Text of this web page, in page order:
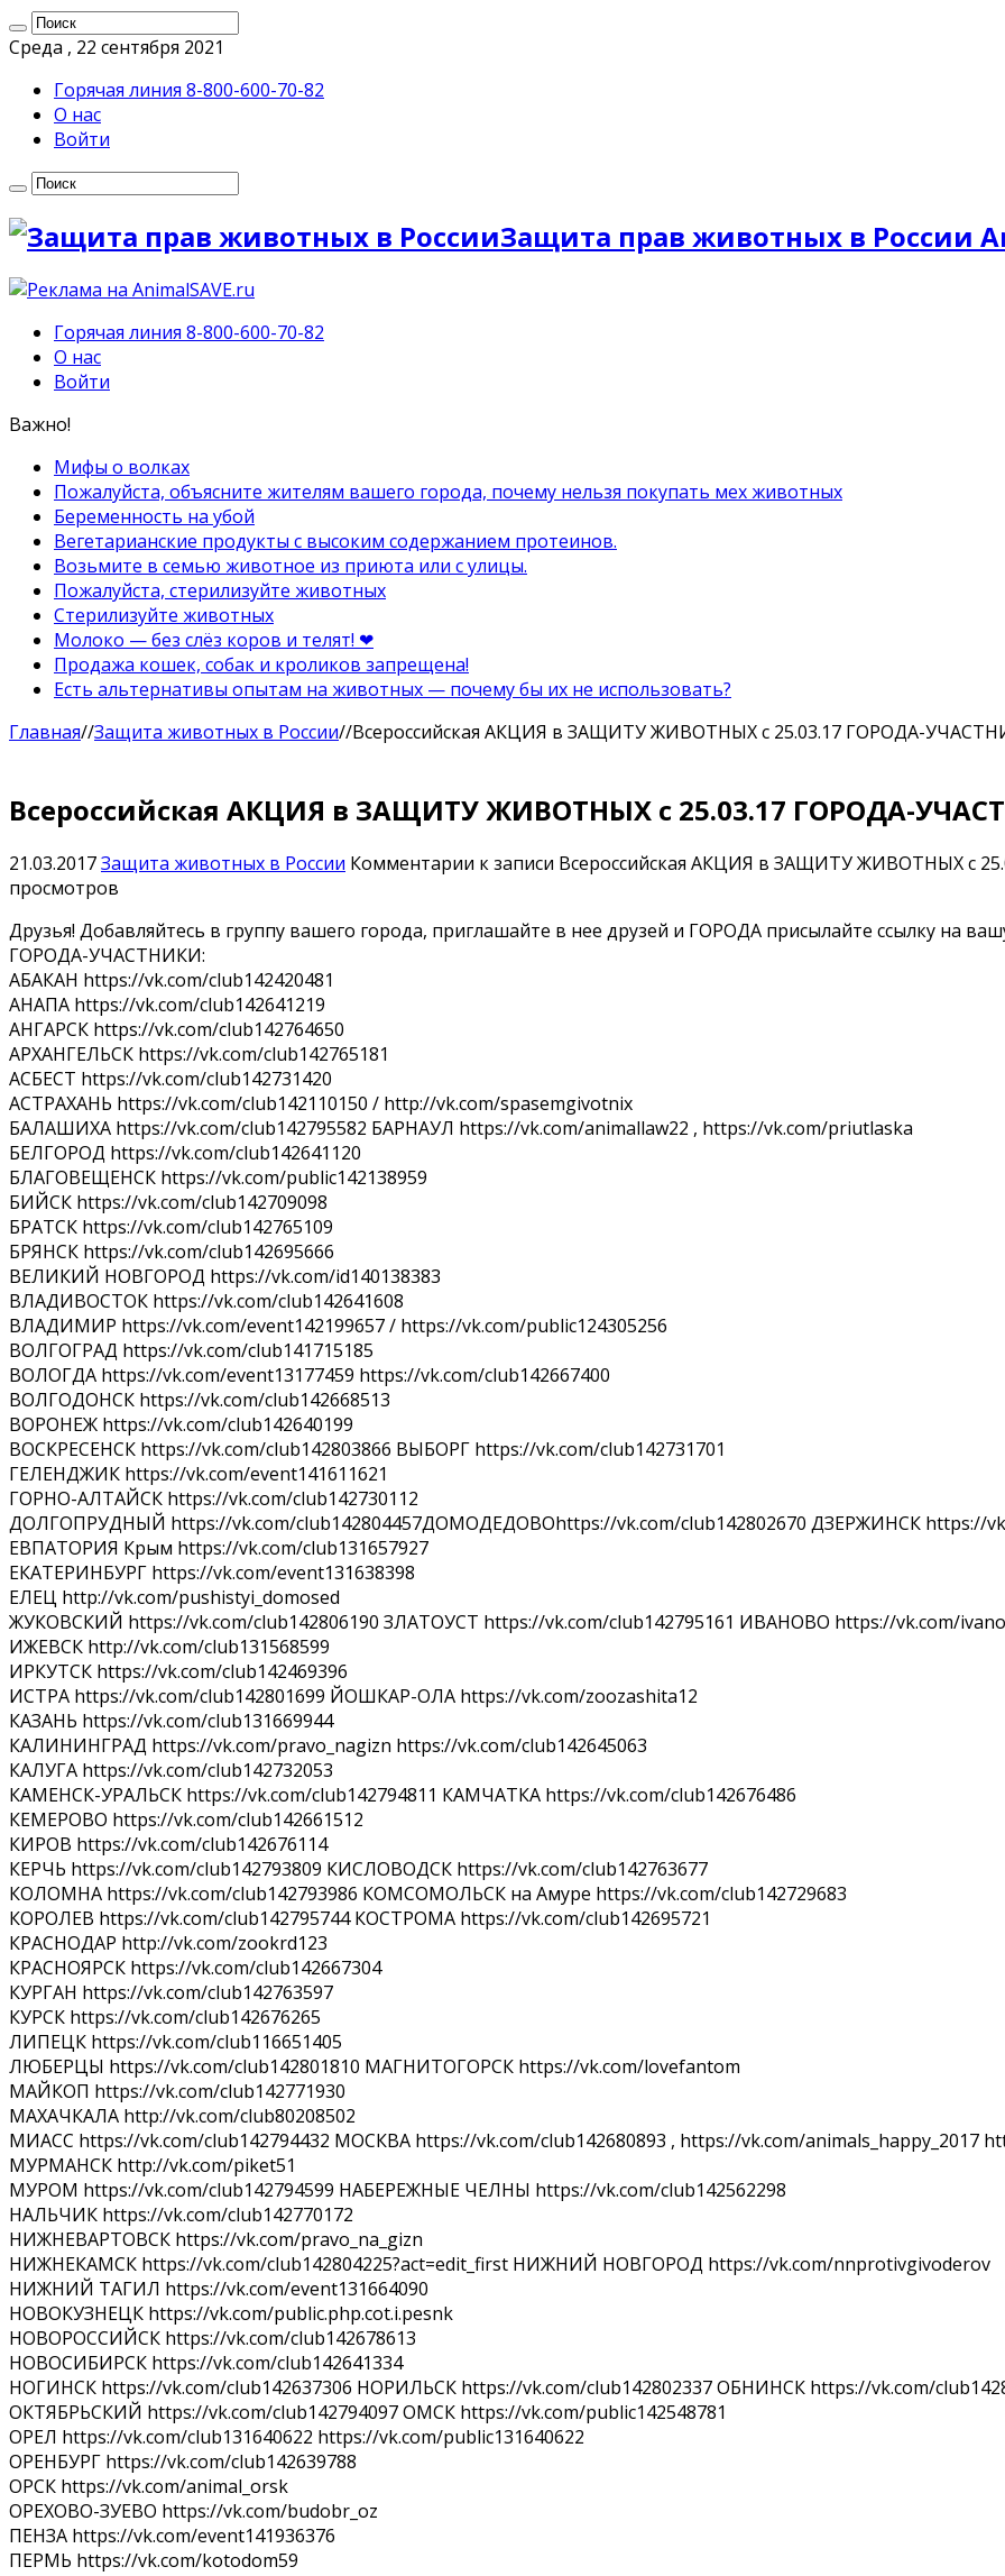
Среда , 22 сентября 2021
Горячая линия 8-800-600-70-82
О нас
Войти
Защита прав животных в России
Горячая линия 8-800-600-70-82
О нас
Войти
Важно!
Мифы о волках
Пожалуйста, объясните жителям вашего города, почему нельзя покупать мех животных
Беременность на убой
Вегетарианские продукты с высоким содержанием протеинов.
Возьмите в семью животное из приюта или с улицы.
Пожалуйста, стерилизуйте животных
Стерилизуйте животных
Молоко — без слёз коров и телят! ❤
Продажа кошек, собак и кроликов запрещена!
Есть альтернативы опытам на животных — почему бы их не использовать?
Главная//Защита животных в России//Всероссийская АКЦИЯ в ЗАЩИТУ ЖИВОТНЫХ с 25.03.17 ГОРОДА-
Всероссийская АКЦИЯ в ЗАЩИТУ ЖИВОТНЫХ с 25.03.17 ГОРОДА-
21.03.2017Защита животных в России Комментарии к записи Всероссийская АКЦИЯ в ЗАЩИТУ ЖИВОТНЫХ с
просмотров
Друзья! Добавляйтесь в группу вашего города, приглашайте в нее друзей и ГОРОДА присылайте ссылку на
ГОРОДА-УЧАСТНИКИ:
АБАКАН https://vk.com/club142420481
АНАПА https://vk.com/club142641219
АНГАРСК https://vk.com/club142764650
АРХАНГЕЛЬСК https://vk.com/club142765181
АСБЕСТ https://vk.com/club142731420
АСТРАХАНЬ https://vk.com/club142110150 / http://vk.com/spasemgivotnix
БАЛАШИХА https://vk.com/club142795582 БАРНАУЛ https://vk.com/animallaw22 , https://vk.com/priutlaska
БЕЛГОРОД https://vk.com/club142641120
БЛАГОВЕЩЕНСК https://vk.com/public142138959
БИЙСК https://vk.com/club142709098
БРАТСК https://vk.com/club142765109
БРЯНСК https://vk.com/club142695666
ВЕЛИКИЙ НОВГОРОД https://vk.com/id140138383
ВЛАДИВОСТОК https://vk.com/club142641608
ВЛАДИМИР https://vk.com/event142199657 / https://vk.com/public124305256
ВОЛГОГРАД https://vk.com/club141715185
ВОЛОГДА https://vk.com/event13177459 https://vk.com/club142667400
ВОЛГОДОНСК https://vk.com/club142668513
ВОРОНЕЖ https://vk.com/club142640199
ВОСКРЕСЕНСК https://vk.com/club142803866 ВЫБОРГ https://vk.com/club142731701
ГЕЛЕНДЖИК https://vk.com/event141611621
ГОРНО-АЛТАЙСК https://vk.com/club142730112
ДОЛГОПРУДНЫЙ https://vk.com/club142804457ДОМОДЕДОВОhttps://vk.com/club142802670 ДЗЕРЖИНСК https://
ЕВПАТОРИЯ Крым https://vk.com/club131657927
ЕКАТЕРИНБУРГ https://vk.com/event131638398
ЕЛЕЦ http://vk.com/pushistyi_domosed
ЖУКОВСКИЙ https://vk.com/club142806190 ЗЛАТОУСТ https://vk.com/club142795161 ИВАНОВО https://vk.com/
ИЖЕВСК http://vk.com/club131568599
ИРКУТСК https://vk.com/club142469396
ИСТРА https://vk.com/club142801699 ЙОШКАР-ОЛА https://vk.com/zoozashita12
КАЗАНЬ https://vk.com/club131669944
КАЛИНИНГРАД https://vk.com/pravo_nagizn https://vk.com/club142645063
КАЛУГА https://vk.com/club142732053
КАМЕНСК-УРАЛЬСК https://vk.com/club142794811 КАМЧАТКА https://vk.com/club142676486
КЕМЕРОВО https://vk.com/club142661512
КИРОВ https://vk.com/club142676114
КЕРЧЬ https://vk.com/club142793809 КИСЛОВОДСК https://vk.com/club142763677
КОЛОМНА https://vk.com/club142793986 КОМСОМОЛЬСК на Амуре https://vk.com/club142729683
КОРОЛЕВ https://vk.com/club142795744 КОСТРОМА https://vk.com/club142695721
КРАСНОДАР http://vk.com/zookrd123
КРАСНОЯРСК https://vk.com/club142667304
КУРГАН https://vk.com/club142763597
КУРСК https://vk.com/club142676265
ЛИПЕЦК https://vk.com/club116651405
ЛЮБЕРЦЫ https://vk.com/club142801810 МАГНИТОГОРСК https://vk.com/lovefantom
МАЙКОП https://vk.com/club142771930
МАХАЧКАЛА http://vk.com/club80208502
МИАСС https://vk.com/club142794432 МОСКВА https://vk.com/club142680893 , https://vk.com/animals_happy_2017
МУРМАНСК http://vk.com/piket51
МУРОМ https://vk.com/club142794599 НАБЕРЕЖНЫЕ ЧЕЛНЫ https://vk.com/club142562298
НАЛЬЧИК https://vk.com/club142770172
НИЖНЕВАРТОВСК https://vk.com/pravo_na_gizn
НИЖНЕКАМСК https://vk.com/club142804225?act=edit_first НИЖНИЙ НОВГОРОД https://vk.com/nnprotivgivoderov
НИЖНИЙ ТАГИЛ https://vk.com/event131664090
НОВОКУЗНЕЦК https://vk.com/public.php.cot.i.pesnk
НОВОРОССИЙСК https://vk.com/club142678613
НОВОСИБИРСК https://vk.com/club142641334
НОГИНСК https://vk.com/club142637306 НОРИЛЬСК https://vk.com/club142802337 ОБНИНСК https://vk.com/
ОКТЯБРЬСКИЙ https://vk.com/club142794097 ОМСК https://vk.com/public142548781
ОРЕЛ https://vk.com/club131640622 https://vk.com/public131640622
ОРЕНБУРГ https://vk.com/club142639788
ОРСК https://vk.com/animal_orsk
ОРЕХОВО-ЗУЕВО https://vk.com/budobr_oz
ПЕНЗА https://vk.com/event141936376
ПЕРМЬ https://vk.com/kotodom59